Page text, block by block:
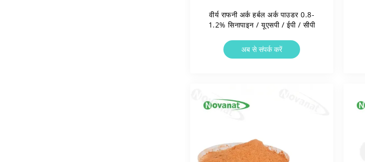
वीर्य राफनी अर्क हर्बल अर्क पाउडर 0.8-
1.2% सिनापाइन / यूएसपी / ईपी / सीपी
अब से संपर्क करें